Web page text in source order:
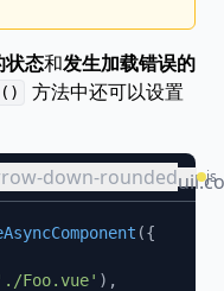
状态和发生加载错误的
方法中还可以设置
down-rounded js
Foo.vue'